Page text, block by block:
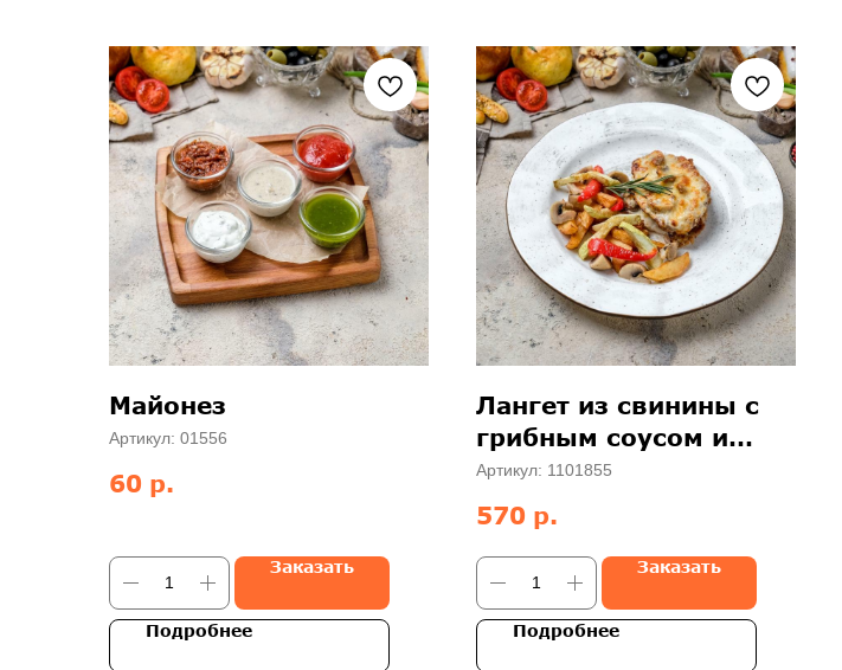
Майонез
Артикул: 01556
60 р.
Заказать
Подробнее
Лангет из свинины с
грибным соусом и
жареным картофелем
Артикул: 1101855
570 р.
Заказать
Подробнее